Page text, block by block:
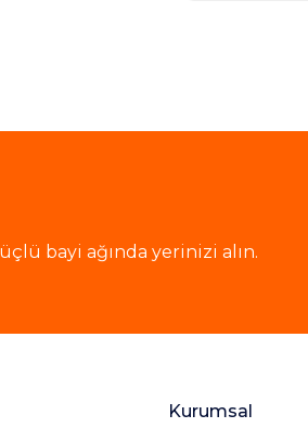
bayi ağında yerinizi alın.
Kurumsal